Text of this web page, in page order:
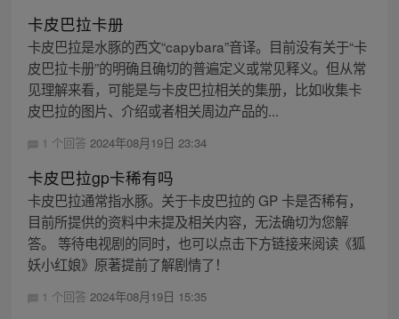
卡皮巴拉卡册
卡皮巴拉是水豚的西文“capybara”音译。目前没有关于“卡
皮巴拉卡册”的明确且确切的普遍定义或常见释义。但从常
见理解来看，可能是与卡皮巴拉相关的集册，比如收集卡
皮巴拉的图片、介绍或者相关周边产品的...
1 个回答 2024年08月19日 23:34
卡皮巴拉gp卡稀有吗
卡皮巴拉通常指水豚。关于卡皮巴拉的 GP 卡是否稀有，
目前所提供的资料中未提及相关内容，无法确切为您解
答。 等待电视剧的同时，也可以点击下方链接来阅读《狐
妖小红娘》原著提前了解剧情了！
1 个回答 2024年08月19日 15:35